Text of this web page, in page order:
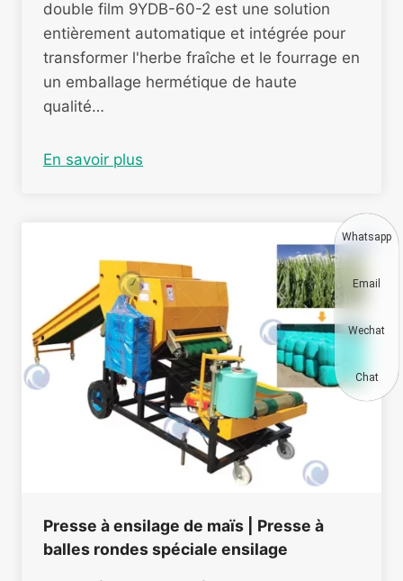
double film 9YDB-60-2 est une solution
entièrement automatique et intégrée pour
transformer l'herbe fraîche et le fourrage en
un emballage hermétique de haute
qualité…
En savoir plus
Presse à ensilage de maïs | Presse à
balles rondes spéciale ensilage
Whatsapp
Email
Wechat
Chat